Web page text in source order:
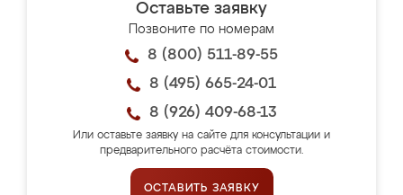
Оставьте заявку
Позвоните по номерам
8 (800) 511-89-55
8 (495) 665-24-01
8 (926) 409-68-13
Или оставьте заявку на сайте для консультации и
предварительного расчёта стоимости.
ОСТАВИТЬ ЗАЯВКУ